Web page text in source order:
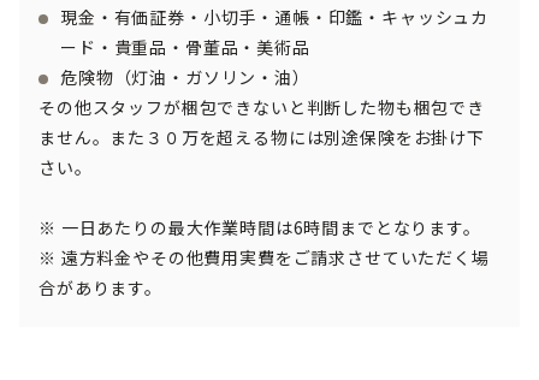
現金・有価証券・小切手・通帳・印鑑・キャッシュカ
ード・貴重品・骨董品・美術品
危険物（灯油・ガソリン・油）
その他スタッフが梱包できないと判断した物も梱包でき
ません。また３０万を超える物には別途保険をお掛け下
さい。
※ 一日あたりの最大作業時間は6時間までとなります。
※ 遠方料金やその他費用実費をご請求させていただく場
合があります。